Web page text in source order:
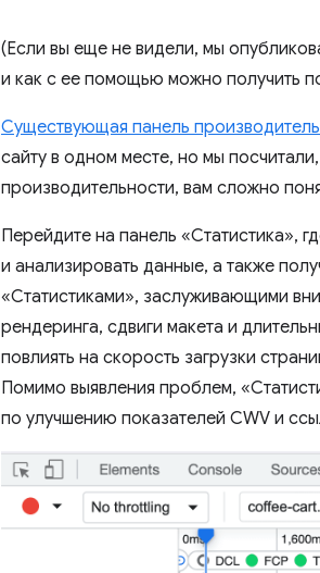
(Если вы еще не видели, мы
и как с ее помощью можно получить
Существующая панель
сайту в одном месте, но мы
производительности, вам сложно
Перейдите на панель «Статистика»,
и анализировать данные, а также
«Статистиками», заслуживающими
рендеринга, сдвиги макета и
повлиять на скорость загрузки
Помимо выявления проблем,
по улучшению показателей CWV и